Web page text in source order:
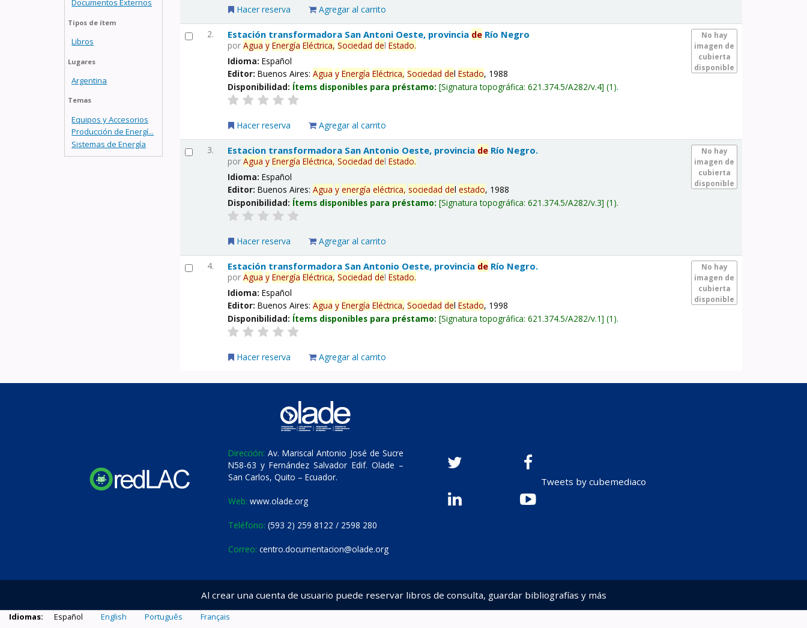
Documentos Externos
Tipos de ítem
Libros
Lugares
Argentina
Temas
Equipos y Accesorios
Producción de Energí...
Sistemas de Energía
Hacer reserva Agregar al carrito
2.
No hay
imagen de
cubierta
disponible
Estación transformadora San Antoni Oeste, provincia de Río Negro
porAgua y Energía Eléctrica, Sociedad delEstado.
Idioma:Español
Editor:Buenos Aires:Agua y Energía Eléctrica, Sociedad delEstado, 1988
Disponibilidad: Ítems disponibles para préstamo: Signatura topográfica:621.374.5/A282/v.4 (1).
Hacer reserva Agregar al carrito
3.
No hay
imagen de
cubierta
disponible
Estacion transformadora San Antonio Oeste, provincia de Río Negro.
porAgua y Energía Eléctrica, Sociedad delEstado.
Idioma:Español
Editor:Buenos Aires:Agua y energía eléctrica, sociedad delestado, 1988
Disponibilidad: Ítems disponibles para préstamo: Signatura topográfica:621.374.5/A282/v.3 (1).
Hacer reserva Agregar al carrito
4.
No hay
imagen de
cubierta
disponible
Estación transformadora San Antonio Oeste, provincia de Río Negro.
porAgua y Energía Eléctrica, Sociedad delEstado.
Idioma:Español
Editor:Buenos Aires:Agua y Energía Eléctrica, Sociedad delEstado, 1998
Disponibilidad: Ítems disponibles para préstamo: Signatura topográfica:621.374.5/A282/v.1 (1).
Hacer reserva Agregar al carrito
Dirección: Av. Mariscal Antonio José de Sucre
N58-63 y Fernández Salvador Edif. Olade –
San Carlos, Quito – Ecuador.
Web: www.olade.org
Teléfono: (593 2) 259 8122 / 2598 280
Correo: centro.documentacion@olade.org
Tweets by cubemediaco
Al crear una cuenta de usuario puede reservar libros de consulta, guardar bibliografías y más
Idiomas: Español English Português Français